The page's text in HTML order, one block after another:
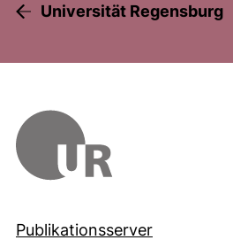
Universität Regensburg
Publikationsserver